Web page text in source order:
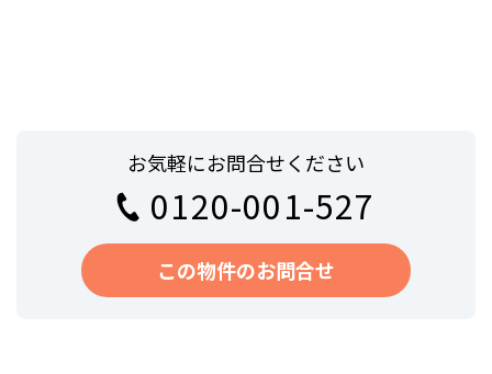
お気軽にお問合せください
0120-001-527
この物件のお問合せ